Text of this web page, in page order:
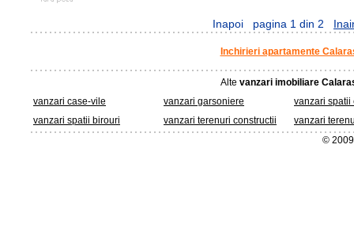
Inapoi pagina 1 din 2
Inchirieri apartamente
Alte vanzari imobiliare
vanzari case-vile
vanzari garsoniere
vanzari spatii
vanzari spatii birouri
vanzari terenuri constructii
vanzari
©